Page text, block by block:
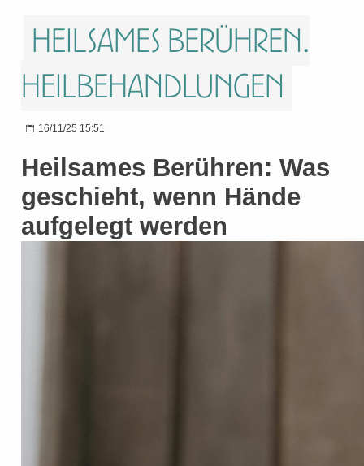
Heilsames Berühren.
Heilbehandlungen
16/11/25 15:51
Heilsames Berühren: Was
geschieht, wenn Hände
aufgelegt werden